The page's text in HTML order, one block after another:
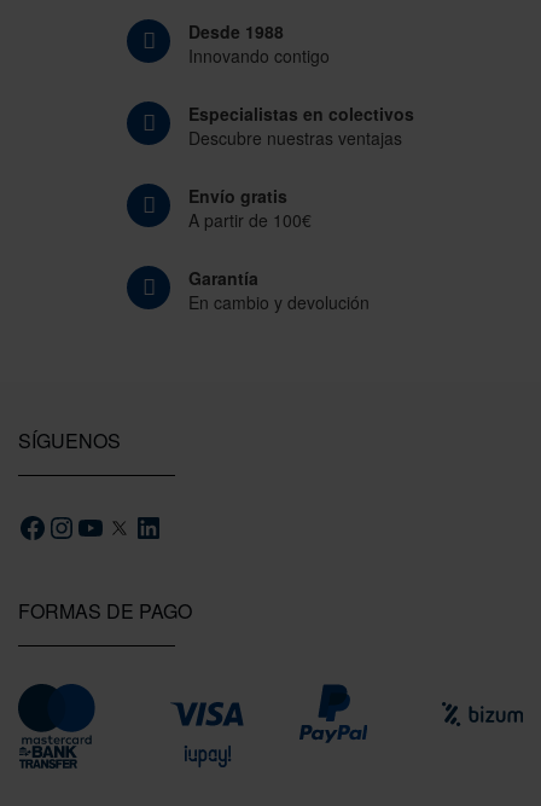
Desde 1988
Innovando contigo
Especialistas en colectivos
Descubre nuestras ventajas
Envío gratis
A partir de 100€
Garantía
En cambio y devolución
FORMAS DE PAGO
SÍGUENOS